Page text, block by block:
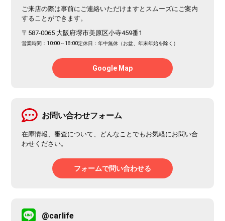
ご来店の際は事前にご連絡いただけますとスムーズにご案内
することができます。
〒587-0065 大阪府堺市美原区小寺459番1
営業時間：10:00～18:00定休日：年中無休（お盆、年末年始を除く）
Google Map
お問い合わせフォーム
在庫情報、審査について、どんなことでもお気軽にお問い合
わせください。
フォームで問い合わせる
@carlife